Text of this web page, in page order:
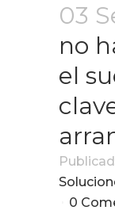
03
no
el
0